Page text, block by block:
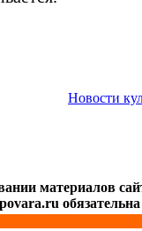
Новости
материалов
обязательна